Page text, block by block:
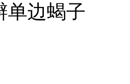
单边蝎子